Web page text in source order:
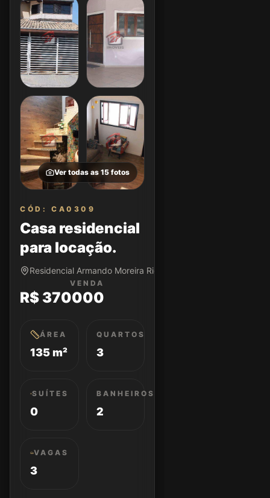
Ver todas as 15 fotos
CÓD: CA0309
Casa residencial
para locação.
Residencial Armando Moreira Righi • São José dos Campos/
VENDA
R$ 370000
ÁREA
135 m²
QUARTOS
3
SUÍTES
0
BANHEIROS
2
VAGAS
3